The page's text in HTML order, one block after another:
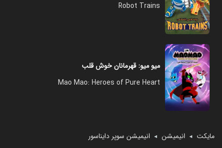
Robot Trains
میو میو: قهرمانان خوش قلب
Mao Mao: Heroes of Pure Heart
مایکت ◄ انیمیشن ◄ انیمیشن سوپر دایناسور